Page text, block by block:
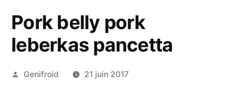
Pork belly pork
leberkas pancetta
Publié
Genifroid 21 juin 2017